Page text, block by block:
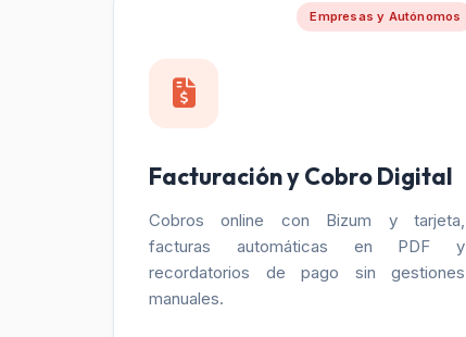
Empresas y Autónomos
Facturación y Cobro Digital
Cobros online con Bizum y tarjeta,
facturas automáticas en PDF y
recordatorios de pago sin gestiones
manuales.